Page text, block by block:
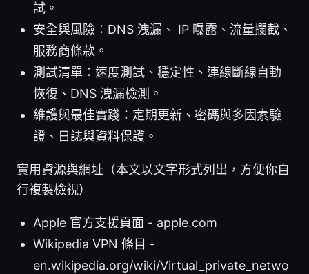
試。
安全與風險：DNS 洩漏、 IP 曝露、流量攔截、
服務商條款。
測試清單：速度測試、穩定性、連線斷線自動
恢復、DNS 洩漏檢測。
維護與最佳實踐：定期更新、密碼與多因素驗
證、日誌與資料保護。
實用資源與網址（本文以文字形式列出，方便你自
行複製檢視）
Apple 官方支援頁面 - apple.com
Wikipedia VPN 條目 -
en.wikipedia.org/wiki/Virtual_private_netwo